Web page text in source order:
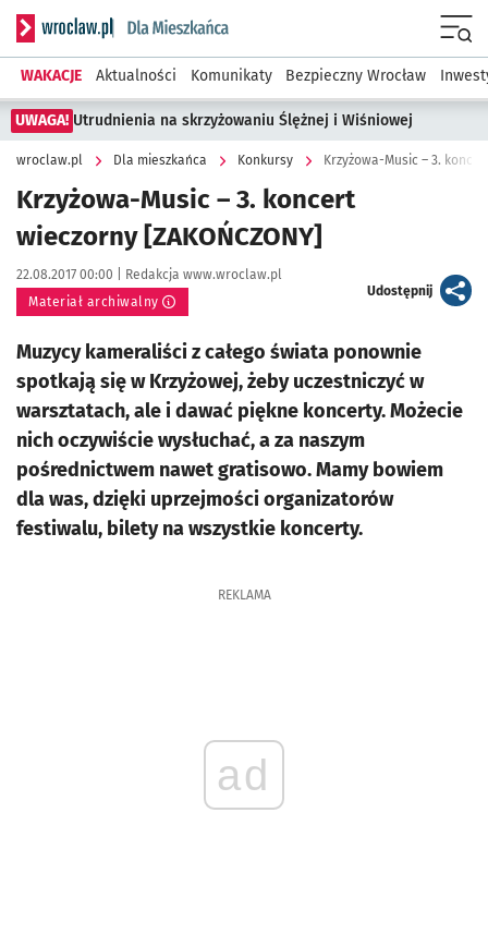
Serwis informacyjny wroclaw.pl podserwis: Dla mieszkańca
WAKACJE Aktualności Komunikaty Bezpieczny Wrocław
UWAGA! Utrudnienia na skrzyżowaniu Ślężnej i Wiśniowej
wroclaw.pl Dla mieszkańca Konkursy Krzyżowa-Music – 3.
Krzyżowa-Music – 3. koncert
wieczorny [ZAKOŃCZONY]
Data publikacji:
22.08.2017 00:00 | Autor:
Redakcja www.wroclaw.pl
Materiał archiwalny
Udostępnijartykuł
Muzycy kameraliści z całego świata ponownie
spotkają się w Krzyżowej, żeby uczestniczyć w
warsztatach, ale i dawać piękne koncerty. Możecie
nich oczywiście wysłuchać, a za naszym
pośrednictwem nawet gratisowo. Mamy bowiem
dla was, dzięki uprzejmości organizatorów
festiwalu, bilety na wszystkie koncerty.
REKLAMA
ad